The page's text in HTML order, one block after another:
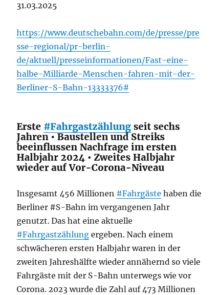
31.03.2025
https://www.deutschebahn.com/de/presse/pre
sse-regional/pr-berlin-
de/aktuell/presseinformationen/Fast-eine-
halbe-Milliarde-Menschen-fahren-mit-der-
Berliner-S-Bahn-13333376#
Erste #Fahrgastzählung seit sechs
Jahren • Baustellen und Streiks
beeinflussen Nachfrage im ersten
Halbjahr 2024 • Zweites Halbjahr
wieder auf Vor-Corona-Niveau
Insgesamt 456 Millionen #Fahrgäste haben die
Berliner #S-Bahn im vergangenen Jahr
genutzt. Das hat eine aktuelle
#Fahrgastzählung ergeben. Nach einem
schwächeren ersten Halbjahr waren in der
zweiten Jahreshälfte wieder annähernd so viele
Fahrgäste mit der S-Bahn unterwegs wie vor
Corona. 2023 wurde die Zahl auf 473 Millionen